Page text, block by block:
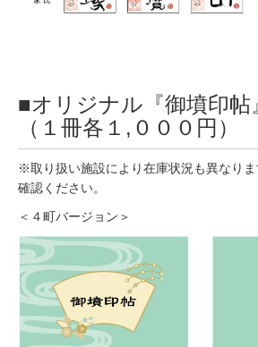
■オリジナル『御墳印帖
（１冊各１,０００円）
※取り扱い施設により在庫状況も異なり
確認ください。
＜４町バージョン＞